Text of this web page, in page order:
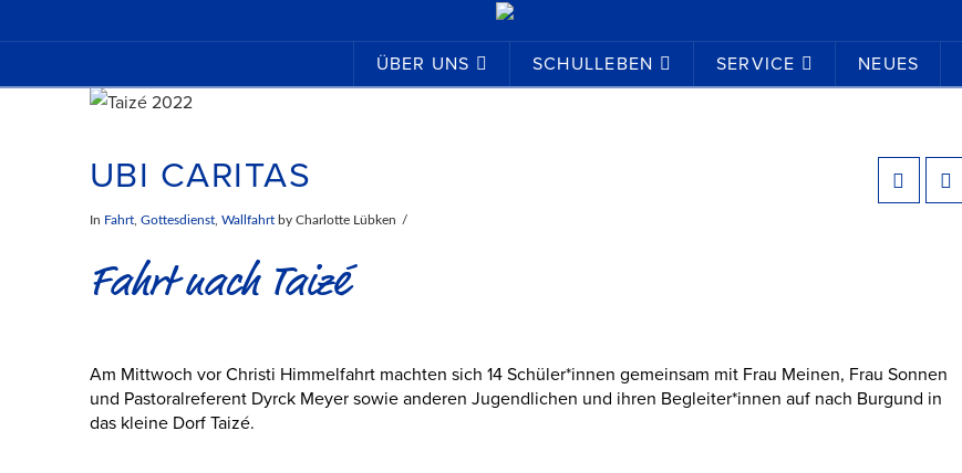
ÜBER UNS SCHULLEBEN SERVICE NEUES
UBI CARITAS
In Fahrt, Gottesdienst, Wallfahrtby Charlotte Lübken
Fahrt nach Taizé
Am Mittwoch vor Christi Himmelfahrt machten sich 14 Schüler*innen gemeinsam mit Frau Meinen, Frau Sonnen
und Pastoralreferent Dyrck Meyer sowie anderen Jugendlichen und ihren Begleiter*innen auf nach Burgund in
das kleine Dorf Taizé.